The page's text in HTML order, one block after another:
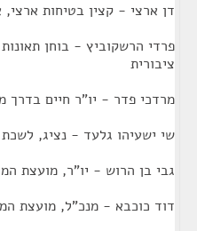
דן ארצי - קצין בטיחות
פרדי הרשקוביץ - בוחן
ציבורית
מרדכי פדר - יו"ר חיים בדרך
שי ישעיהו גלעד - נציג, לשכת
גבי בן הרוש - יו"ר, מועצת
דוד כוכבא - מנכ"ל, מועצת